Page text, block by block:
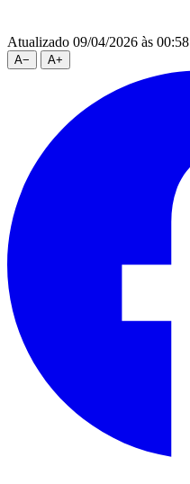
Atualizado 09/04/2026 às 00:58
A− A+